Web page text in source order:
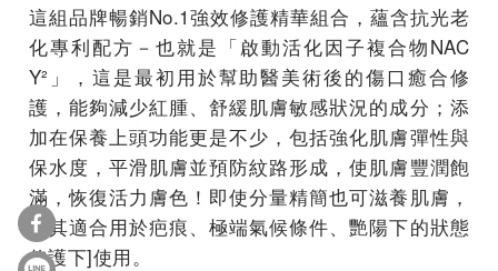
這組品牌暢銷No.1強效修護精華組合，蘊含抗光老
化專利配方－也就是「啟動活化因子複合物NAC
Y²」，這是最初用於幫助醫美術後的傷口癒合修
護，能夠減少紅腫、舒緩肌膚敏感狀況的成分；添
加在保養上頭功能更是不少，包括強化肌膚彈性與
保水度，平滑肌膚並預防紋路形成，使肌膚豐潤飽
滿，恢復活力膚色！即使分量精簡也可滋養肌膚，
尤其適合用於疤痕、極端氣候條件、艷陽下的狀態
修護下]使用。